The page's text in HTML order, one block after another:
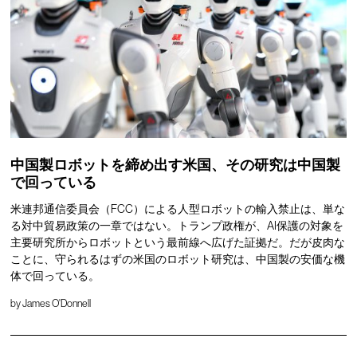
中国製ロボットを締め出す米国、その研究は中国製
で回っている
米連邦通信委員会（FCC）による人型ロボットの輸入禁止は、単な
る対中貿易政策の一章ではない。トランプ政権が、AI保護の対象を
主要研究所からロボットという最前線へ広げた証拠だ。だが皮肉な
ことに、守られるはずの米国のロボット研究は、中国製の安価な機
体で回っている。
byJames O'Donnell